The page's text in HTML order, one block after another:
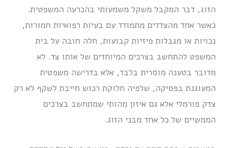
הזוג, דבר המקבל משקל משמעותי בהכרעה המשפטית.
כאשר אחד מהצדדים מתמודד עם בעיות רפואיות חמורות,
נכויות או מגבלות פיזיות קבועות, חלה חובה על בית
המשפט להתחשב בצרכים המיוחדים של אותו צד. לא
מדובר בטענה מוסרית בלבד, אלא בדרישה משפטית
המעוגנת בפסיקה, שלפיה חלוקת רכוש חייבת לשקף לא רק
צדק פורמלי אלא גם איזון מהותי שמתחשב בצרכים
הממשיים של כל אחד מבני הזוג.